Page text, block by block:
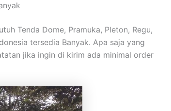
Tenda Dome, Pramuka, Pleton, Regu,
tersedia Banyak. Apa saja yang
jika ingin di kirim ada minimal order